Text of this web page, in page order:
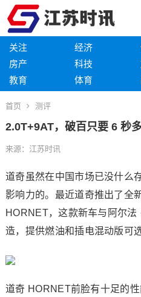
关注 经济
房产
科技
教育
体育
首页 测评
2.0T+9AT，破百只要 6 秒
来源：江苏时讯
道奇虽然在中国市场已没什么
影响力的。最近道奇推出了
HORNET，这款新车与阿尔法
造，提供燃油和插电混动版可选
道奇 HORNET前脸有十足的